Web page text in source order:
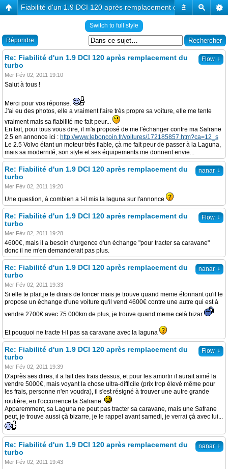
#
Fiabilité d'un 1.9 DCI 120 après remplacement du turbo
Switch to full style
Répondre
Flow ↓
Re: Fiabilité d'un 1.9 DCI 120 après remplacement du
turbo
Mer Fév 02, 2011 19:10
Salut à tous !
Merci pour vos réponse.
J'ai eu des photos, elle a vraiment l'aire très propre sa voiture, elle me tente
vraiment mais sa fiabilité me fait peur...
En fait, pour tous vous dire, il m'a proposé de me l'échanger contre ma Safrane
2.5 en annonce ici : http://www.leboncoin.fr/voitures/172185857.htm?ca=12_s
Le 2.5 Volvo étant un moteur très fiable, çà me fait peur de passer à la Laguna,
mais sa modernité, son style et ses équipements me donnent envie...
nanar ↓
Re: Fiabilité d'un 1.9 DCI 120 après remplacement du
turbo
Mer Fév 02, 2011 19:20
Une question, à combien a t-il mis la laguna sur l'annonce
Flow ↓
Re: Fiabilité d'un 1.9 DCI 120 après remplacement du
turbo
Mer Fév 02, 2011 19:28
4600€, mais il a besoin d'urgence d'un échange "pour tracter sa caravane"
donc il ne m'en demanderait pas plus.
nanar ↓
Re: Fiabilité d'un 1.9 DCI 120 après remplacement du
turbo
Mer Fév 02, 2011 19:33
Si elle te plait,je te dirais de foncer mais je trouve quand meme étonnant qu'il te
propose un échange d'une voiture qu'il vend 4600€ contre une autre qui est à
vendre 2700€ avec 75 000km de plus, je trouve quand meme celà bizar
Et pouquoi ne tracte t-il pas sa caravane avec la laguna
Flow ↓
Re: Fiabilité d'un 1.9 DCI 120 après remplacement du
turbo
Mer Fév 02, 2011 19:39
D'après ses dires, il a fait des frais dessus, et pour les amortir il aurait aimé la
vendre 5000€, mais voyant la chose ultra-difficile (prix trop élevé même pour
les frais, personne n'en voudra), il s'est résigné à trouver une autre grande
routière, en l'occurrence la Safrane.
Apparemment, sa Laguna ne peut pas tracter sa caravane, mais une Safrane
peut, je trouve aussi çà bizarre, je le rappel avant samedi, je verrai çà avec lui...
nanar ↓
Re: Fiabilité d'un 1.9 DCI 120 après remplacement du
turbo
Mer Fév 02, 2011 19:43